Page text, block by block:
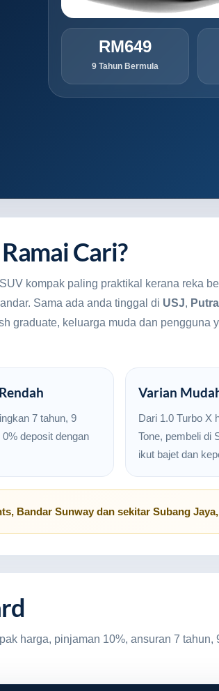
RM649
9 Tahun Bermula
Cari?
kompak paling praktikal kerana reka
Sama ada anda tinggal di USJ,
graduate, keluarga muda dan pengguna
7 tahun, 9
deposit dengan
Varian
Dari 1.0 Turbo X
Tone, pembeli di
ikut bajet dan
, Bandar Sunway dan sekitar Subang
harga, pinjaman 10%, ansuran 7 tahun,